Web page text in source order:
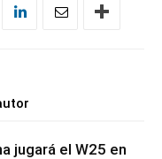
jugará el W25 en